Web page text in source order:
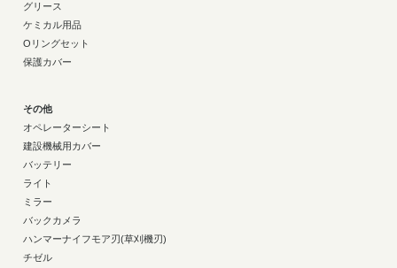
グリース
ケミカル用品
Oリングセット
保護カバー
その他
オペレーターシート
建設機械用カバー
バッテリー
ライト
ミラー
バックカメラ
ハンマーナイフモア刃(草刈機刃)
チゼル